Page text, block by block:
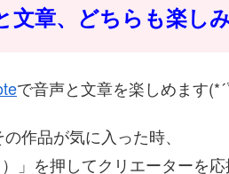
文章、どちらも楽し
で音声と文章を楽しめます
作品が気に入った時、
）」を押してクリエーターを